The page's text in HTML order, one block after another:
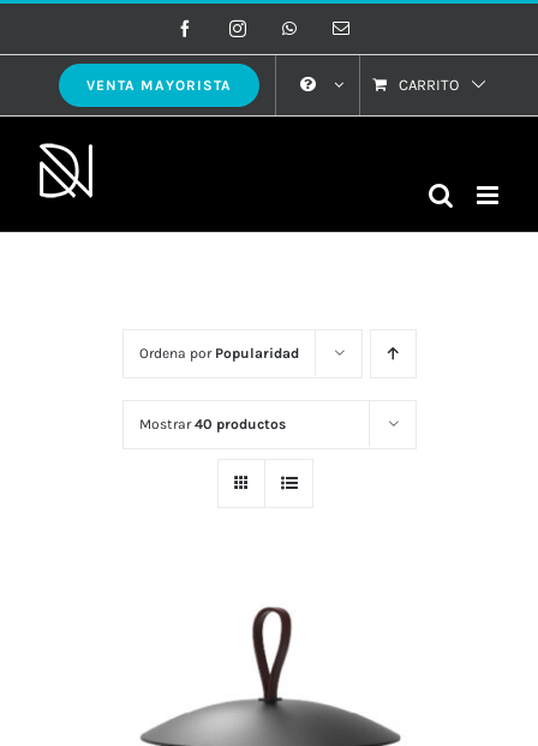
al
contenido
FacebookInstagramWhatsAppCorreo
VENTA MAYORISTA CARRITO
Ordena por Popularidad
Mostrar40 productos